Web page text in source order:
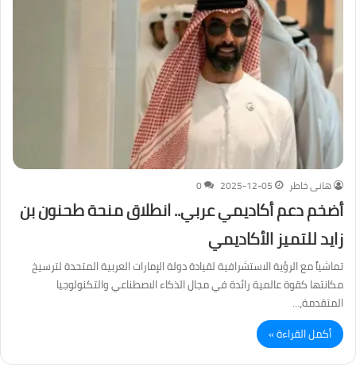
هانى خاطر 2025-12-05
0
أضخم دعم أكاديمي عربي.. انطلاق منحة طحنون بن
زايد للتميز الأكاديمي
​تماشياً مع الرؤية الاستشرافية لقيادة دولة الإمارات العربية المتحدة لترسيخ
مكانتها كقوة عالمية رائدة في مجال الذكاء الاصطناعي والتكنولوجيا
المتقدمة،…
أكمل القراءة »